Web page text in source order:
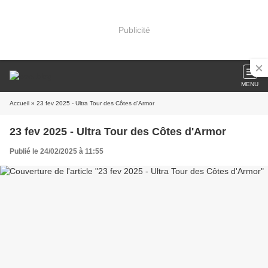
Publicité
MENU
Accueil » 23 fev 2025 - Ultra Tour des Côtes d'Armor
23 fev 2025 - Ultra Tour des Côtes d'Armor
Publié le 24/02/2025 à 11:55